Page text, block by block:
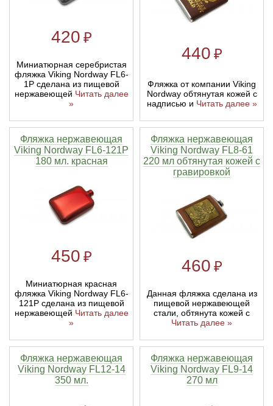
420 ₽
Миниатюрная серебристая
фляжка Viking Nordway FL6-
1P сделана из пищевой
нержавеющей Читать далее
»
440 ₽
Фляжка от компании Viking
Nordway обтянутая кожей с
надписью и Читать далее »
Фляжка нержавеющая
Viking Nordway FL6-121P
180 мл. красная
450 ₽
Миниатюрная красная
фляжка Viking Nordway FL6-
121P сделана из пищевой
нержавеющей Читать далее
»
Фляжка нержавеющая
Viking Nordway FL8-61
220 мл обтянутая кожей с
гравировкой
460 ₽
Данная фляжка сделана из
пищевой нержавеющей
стали, обтянута кожей с
Читать далее »
Фляжка нержавеющая
Viking Nordway FL12-14
350 мл.
Фляжка нержавеющая
Viking Nordway FL9-14
270 мл